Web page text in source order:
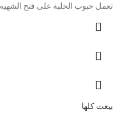
تعمل حبوب الحلبة على فتح الشهيه
بيعت كلها